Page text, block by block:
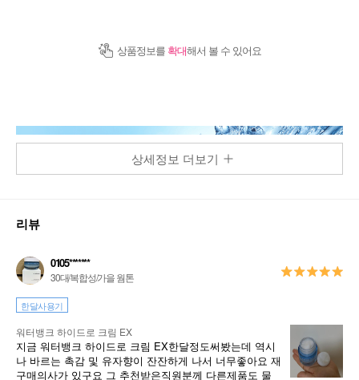
상품정보를 확대해서 볼 수 있어요
보습 그 이상을 선사해 줄
Water Bank Hydro Cream EX
25년간의 보습 연구를 통해 탄생한,
라네즈 워터뱅크 크림 이엑스
상세정보 더보기
리뷰
0105*******
30대/복합성/가을 웜톤
한달사용기
워터뱅크 하이드로 크림 EX
지금 워터뱅크 하이드로 크림 EX한달정도써봤는데 역시
나 바르는 촉감 및 유자향이 잔잔하게 나서 너무좋아요 재
구매의사가 있구요 그 추천받은직원분께 다른제품도 물